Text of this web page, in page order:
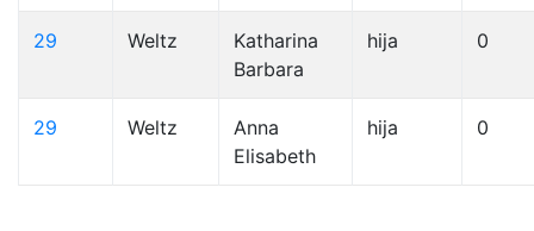
29 Weltz
Katharina
Barbara
hija 0
29 Weltz
Anna
Elisabeth
hija 0